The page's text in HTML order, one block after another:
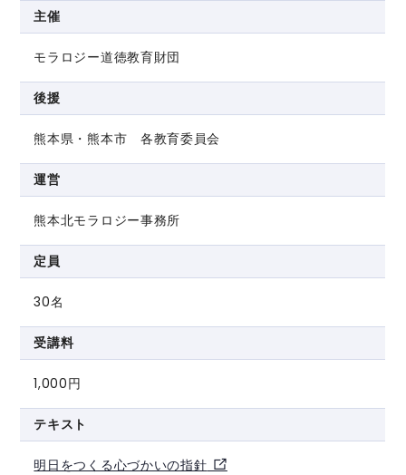
主催
モラロジー道徳教育財団
後援
熊本県・熊本市 各教育委員会
運営
熊本北モラロジー事務所
定員
30名
受講料
1,000円
テキスト
明日をつくる心づかいの指針